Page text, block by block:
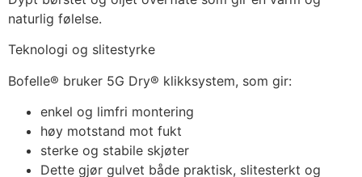
naturlig følelse.
Teknologi og slitestyrke
Bofelle® bruker 5G Dry® klikksystem, som gir:
enkel og limfri montering
høy motstand mot fukt
sterke og stabile skjøter
Dette gjør gulvet både praktisk, slitesterkt og